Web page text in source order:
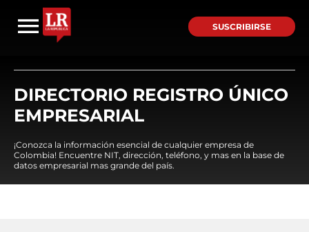
SUSCRIBIRSE
DIRECTORIO REGISTRO ÚNICO
EMPRESARIAL
¡Conozca la información esencial de cualquier empresa de
Colombia! Encuentre NIT, dirección, teléfono, y mas en la base de
datos empresarial mas grande del país.